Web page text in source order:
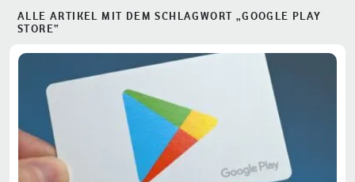
ALLE ARTIKEL MIT DEM SCHLAGWORT „GOOGLE PLAY
STORE“